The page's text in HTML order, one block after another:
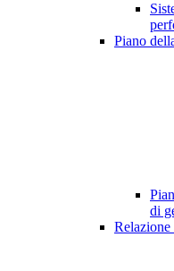
Piano
di
Relazione